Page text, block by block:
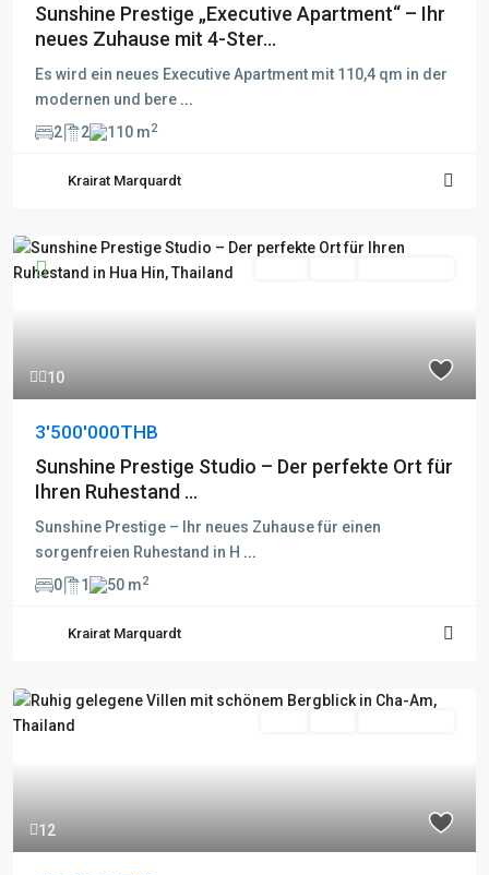
Sunshine Prestige „Executive Apartment“ – Ihr
neues Zuhause mit 4-Ster...
Es wird ein neues Executive Apartment mit 110,4 qm in der
modernen und bere ...
2
2 110 m2
Krairat Marquardt
10
3'500'000THB
Sunshine Prestige Studio – Der perfekte Ort für
Ihren Ruhestand ...
Sunshine Prestige – Ihr neues Zuhause für einen
sorgenfreien Ruhestand in H ...
0
1 50 m2
Krairat Marquardt
12